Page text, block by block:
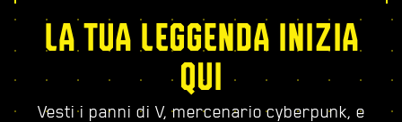
LA TUA LEGGENDA INIZIA
QUI
Vesti i panni di V, mercenario cyberpunk, e